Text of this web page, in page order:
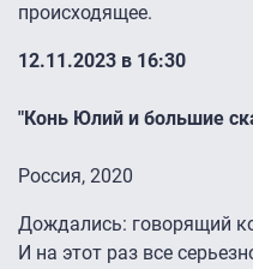
происходящее.
12.11.2023 в 16:30
"Конь Юлий и большие
Россия, 2020
Дождались: говорящий
И на этот раз все